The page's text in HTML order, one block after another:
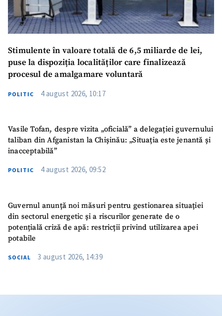
Stimulente în valoare totală de 6,5 miliarde de lei,
puse la dispoziția localităților care finalizează
procesul de amalgamare voluntară
POLITIC 4 august 2026, 10:17
Vasile Tofan, despre vizita „oficială” a delegației guvernului
taliban din Afganistan la Chișinău: „Situația este jenantă și
inacceptabilă”
POLITIC 4 august 2026, 09:52
Guvernul anunță noi măsuri pentru gestionarea situației
din sectorul energetic și a riscurilor generate de o
potențială criză de apă: restricții privind utilizarea apei
potabile
SOCIAL 3 august 2026, 14:39